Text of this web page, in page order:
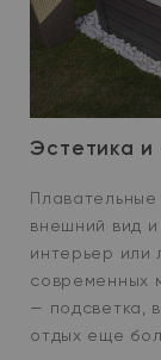
Эстетика и
внешний вид
интерьер или
современных
— подсветка,
отдых еще